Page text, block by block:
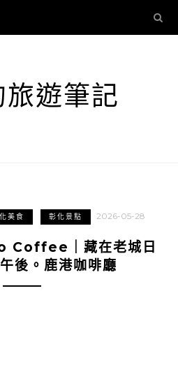
遊筆記
美食 彰化景點 2026-05-28
Coffee｜藏在老城日
後。鹿港咖啡廳